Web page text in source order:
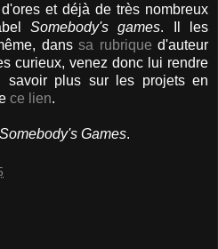
et déjà de très nombreux
Somebody's games. Il les
dans sa rubrique d'auteur
curieux, venez donc lui rendre
savoir plus sur les projets en
ce lien.
Somebody's Games.